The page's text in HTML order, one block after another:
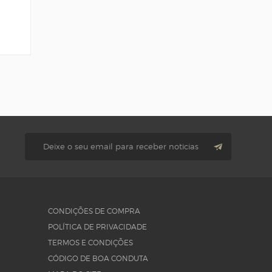
CONDIÇÕES DE COMPRA
POLÍTICA DE PRIVACIDADE
TERMOS E CONDIÇÕES
CÓDIGO DE BOA CONDUTA